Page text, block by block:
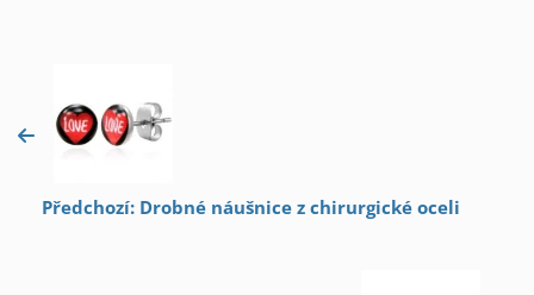
Předchozí: Drobné náušnice z chirurgické oceli